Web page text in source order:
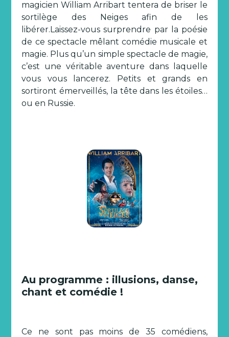
magicien William Arribart tentera de briser le
sortilège des Neiges afin de les
libérer.Laissez-vous surprendre par la poésie
de ce spectacle mêlant comédie musicale et
magie. Plus qu’un simple spectacle de magie,
c’est une véritable aventure dans laquelle
vous vous lancerez. Petits et grands en
sortiront émerveillés, la tête dans les étoiles…
ou en Russie.
Au programme : illusions, danse,
chant et comédie !
Ce ne sont pas moins de 35 comédiens,